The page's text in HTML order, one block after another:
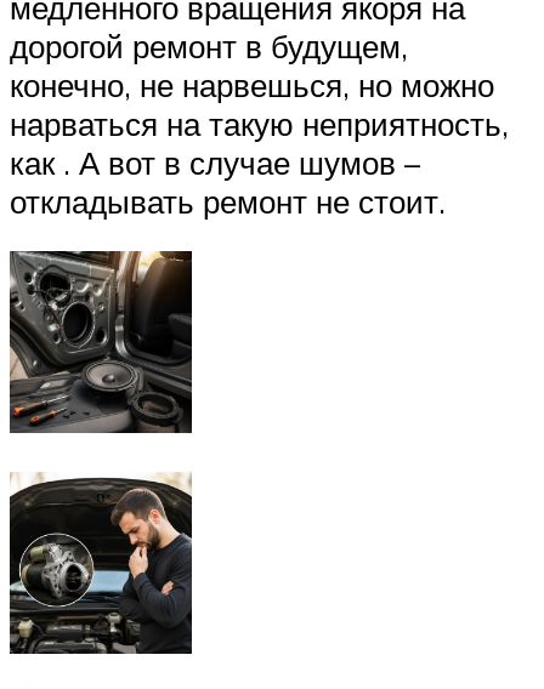
дорогой ремонт в будущем,
конечно, не нарвешься, но можно
нарваться на такую неприятность,
как . А вот в случае шумов –
откладывать ремонт не стоит.